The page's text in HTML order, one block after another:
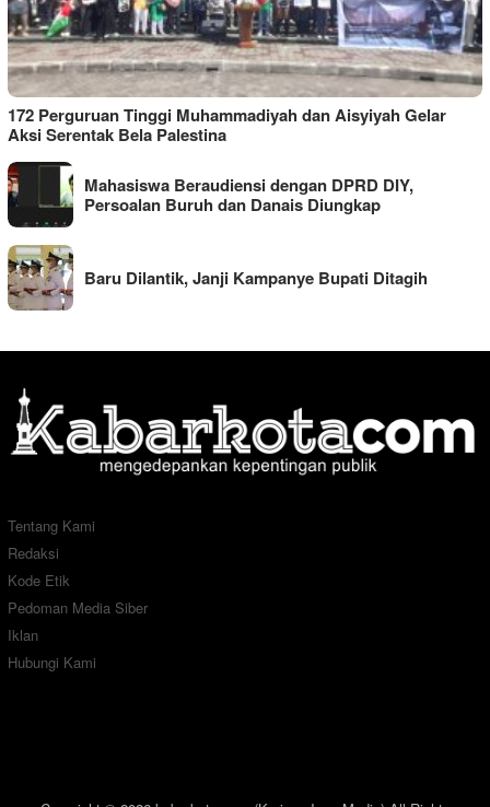
172 Perguruan Tinggi Muhammadiyah dan Aisyiyah Gelar
Aksi Serentak Bela Palestina
Mahasiswa Beraudiensi dengan DPRD DIY,
Persoalan Buruh dan Danais Diungkap
Baru Dilantik, Janji Kampanye Bupati Ditagih
Tentang Kami
Redaksi
Kode Etik
Pedoman Media Siber
Iklan
Hubungi Kami